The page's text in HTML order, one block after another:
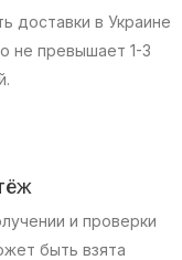
доставки в Украине
не превышает 1-3
и проверки
быть взята